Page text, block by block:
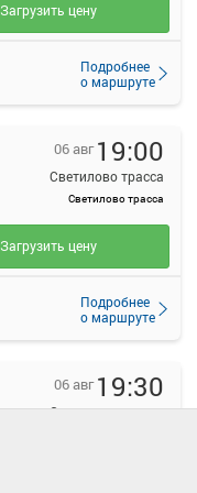
Подробнее
о маршруте
Загрузить цену
06 авг 19:00
Светилово трасса
Светилово трасса
Подробнее
о маршруте
Загрузить цену
06 авг 19:30
Светилово трасса